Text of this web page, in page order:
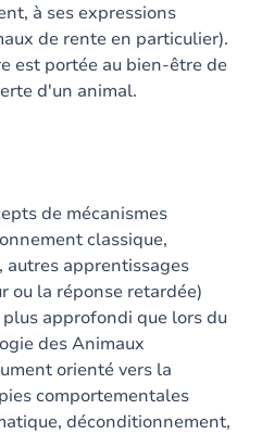
à ses expressions
de rente en particulier).
est portée au bien-être de
d'un animal.
de mécanismes
classique,
apprentissages
ou la réponse retardée)
approfondi que lors du
des Animaux
orienté vers la
comportementales
déconditionnement,